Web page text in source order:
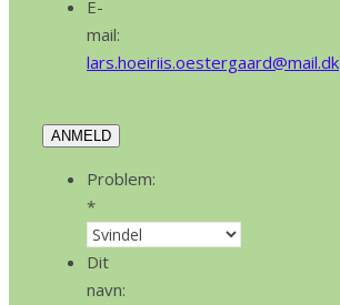
E-
mail:
lars.hoeiriis.oestergaard@mail.dk
ANMELD
Problem:
*
Dit
navn: